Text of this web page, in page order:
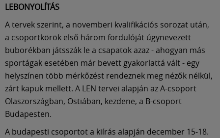
LEBONYOLÍTÁS
A tervek szerint, a novemberi kvalifikációs sorozat után,
a csoportkörök első három fordulóját úgynevezett
buborékban játsszák le a csapatok azaz - ahogyan más
sportágak esetében már bevett gyakorlattá vált - egy
helyszínen több mérkőzést rendeznek meg nézők nélkül,
zárt kapuk mellett. A LEN tervei alapján az A-csoport
Olaszországban, Ostiában, kezdene, a B-csoport
Budapesten.
A budapesti csoportot a kiírás alapján december 15-18.